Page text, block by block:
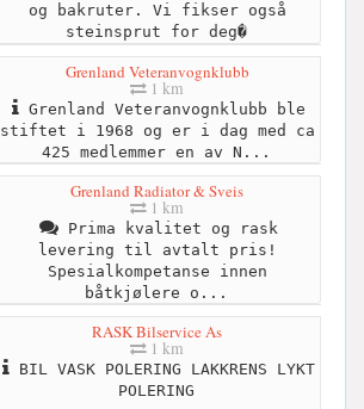
og bakruter. Vi fikser også
steinsprut for deg�
Grenland Veteranvognklubb
1 km
Grenland Veteranvognklubb ble
stiftet i 1968 og er i dag med ca
425 medlemmer en av N...
Grenland Radiator & Sveis
1 km
Prima kvalitet og rask
levering til avtalt pris!
Spesialkompetanse innen
båtkjølere o...
RASK Bilservice As
1 km
BIL VASK POLERING LAKKRENS LYKT
POLERING